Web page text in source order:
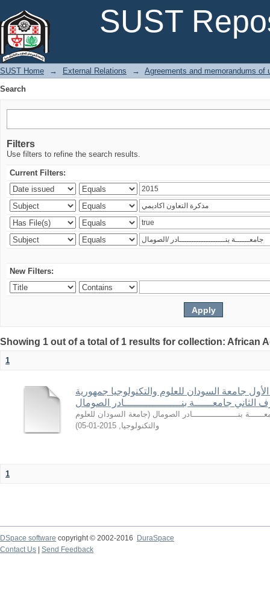
SUST
SUST Home → External Relations →
Agreements and memorandums of
Search
Filters
Use filters to refine the search results.
Current Filters:
New Filters:
Showing 1 out of a total of 1 results for collection: African
1
جامعة السودان للعلوم والتكنولوجيا جمهورية
جامعــــــة بنـــــــــــــــــــادر الصومال
بنـــــــــــــــــــادر الصومال (جامعة السودان للعلوم
والتكنولوجيا,
2015-01-05
)
1
DSpace software copyright © 2002-2016
DuraSpace
Contact Us
Send Feedback